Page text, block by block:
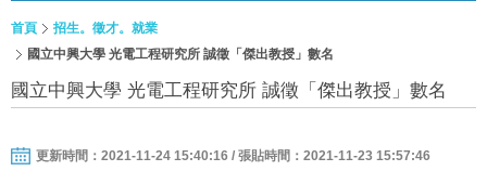
首頁
招生。徵才。就業
國立中興大學 光電工程研究所 誠徵「傑出教授」數名
國立中興大學 光電工程研究所 誠徵「傑出教授」數名
更新時間：2021-11-24 15:40:16 / 張貼時間：2021-11-23 15:57:46